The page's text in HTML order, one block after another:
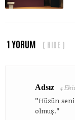
1 YORUM ( HIDE )
Adsız 4
"Hüzün
olmuş."